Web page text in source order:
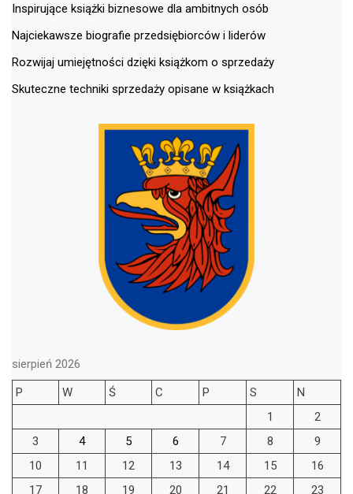
Inspirujące książki biznesowe dla ambitnych osób
Najciekawsze biografie przedsiębiorców i liderów
Rozwijaj umiejętności dzięki książkom o sprzedaży
Skuteczne techniki sprzedaży opisane w książkach
sierpień 2026
P
W Ś C P S
N
1
2
3
4 5 6 7 8
9
10
11 12 13 14 15
16
17
18 19 20 21 22 23